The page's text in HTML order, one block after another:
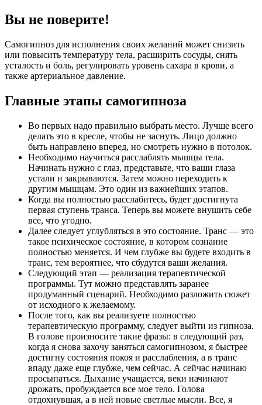
Вы не поверите!
Самогипноз для исполнения своих желаний может снизить
или повысить температуру тела, расширить сосуды, снять
усталость и боль, регулировать уровень сахара в крови, а
также артериальное давление.
Главные этапы самогипноза
Во первых надо правильно выбрать место. Лучше всего
делать это в кресле, чтобы не заснуть. Лицо должно
быть направлено вперед, но смотреть нужно в потолок.
Необходимо научиться расслаблять мышцы тела.
Начинать нужно с глаз, представьте, что ваши глаза
устали и закрываются. Затем можно переходить к
другим мышцам. Это один из важнейших этапов.
Когда вы полностью расслабитесь, будет достигнута
первая ступень транса. Теперь вы можете внушить себе
все, что угодно.
Далее следует углубляться в это состояние. Транс — это
такое психическое состояние, в котором сознание
полностью меняется. И чем глубже вы будете входить в
транс, тем вероятнее, что сбудутся ваши желания.
Следующий этап — реализация терапевтической
программы. Тут можно представлять заранее
продуманный сценарий. Необходимо разложить сюжет
от исходного к желаемому.
После того, как вы реализуете полностью
терапевтическую программу, следует выйти из гипноза.
В голове произносите такие фразы: в следующий раз,
когда я снова захочу заняться самогипнозом, я быстрее
достигну состояния покоя и расслабления, а в транс
впаду даже еще глубже, чем сейчас. А сейчас начинаю
просыпаться. Дыхание учащается, веки начинают
дрожать, пробуждается все мое тело. Голова
отдохнувшая, а в ней новые светлые мысли. Все, я